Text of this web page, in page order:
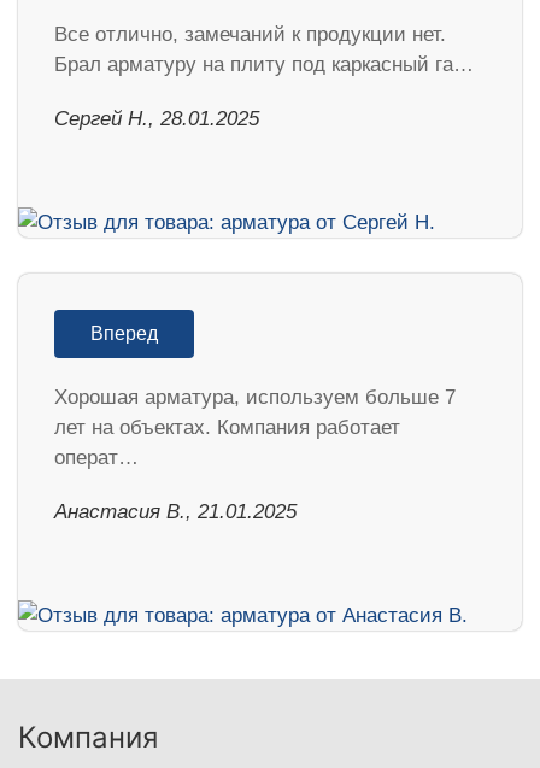
Все отлично, замечаний к продукции нет.
Брал арматуру на плиту под каркасный га…
Сергей Н., 28.01.2025
Вперед
Хорошая арматура, используем больше 7
лет на объектах. Компания работает
операт…
Анастасия В., 21.01.2025
Компания